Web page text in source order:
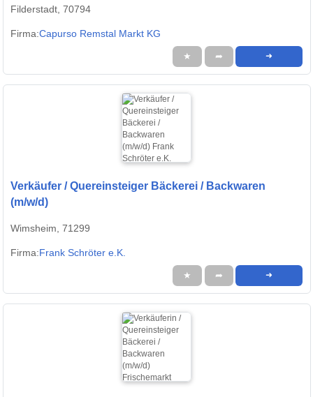
Filderstadt, 70794
Firma:Capurso Remstal Markt KG
★ ➦ ➜
Verkäufer / Quereinsteiger Bäckerei / Backwaren
(m/w/d)
Wimsheim, 71299
Firma:Frank Schröter e.K.
★ ➦ ➜